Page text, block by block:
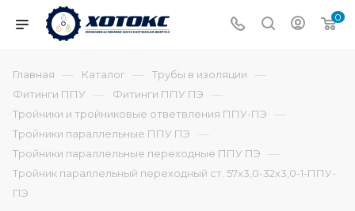
0
Главная — Каталог — Трубы в изоляции —
Фитинги ППУ — Фитинги ППУ ПЭ —
Тройники и тройниковые ответвления ППУ-ПЭ —
Тройники параллельные ППУ ПЭ —
Тройники параллельные переходные ППУ ПЭ —
Тройник параллельный переходный ст. 57х3,0-32х3,0-1-ППУ-
ПЭ